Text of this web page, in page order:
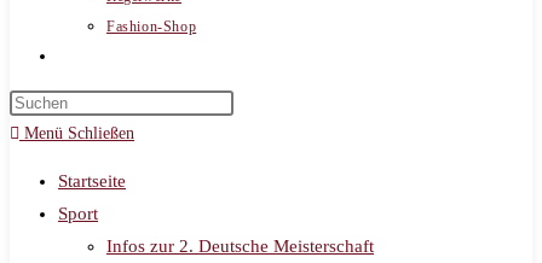
Fashion-Shop
umschalten
Menü Schließen
Startseite
Sport
Infos zur 2. Deutsche Meisterschaft